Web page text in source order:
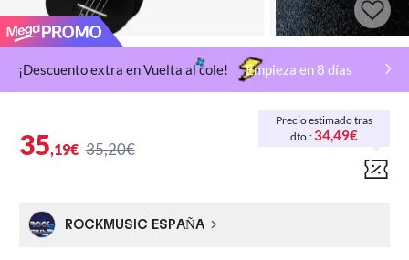
¡Descuento extra en Vuelta al cole! Empieza en8 días
35,19€ 35,20€
Precio estimado tras
dto.:34,49€
ROCKMUSIC ESPAÑA